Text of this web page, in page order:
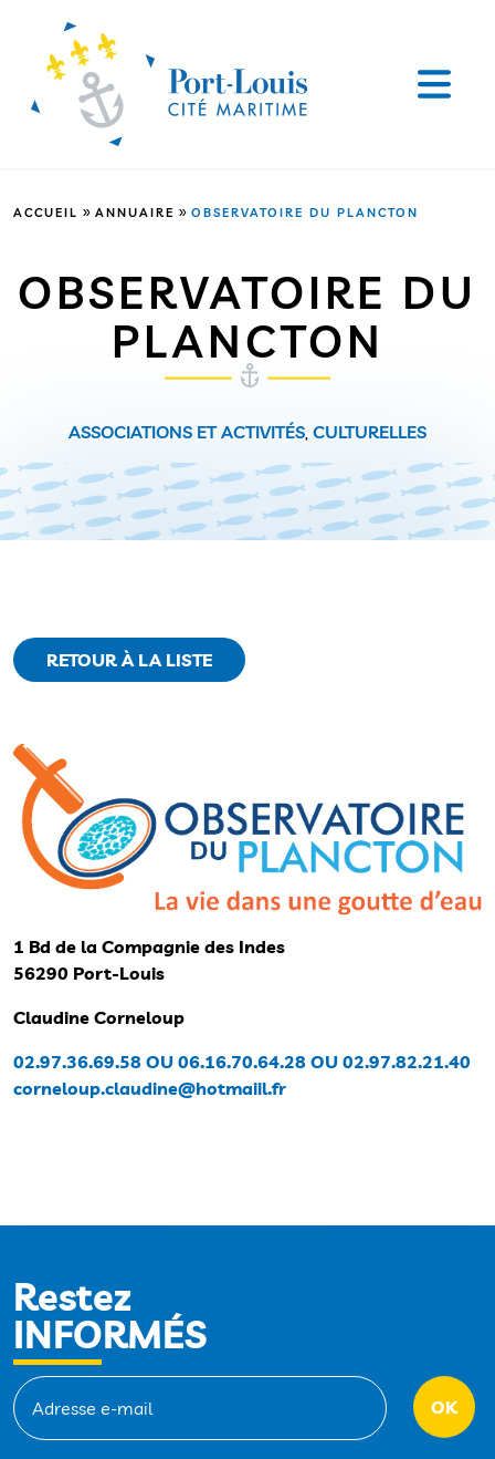
ACCUEIL » ANNUAIRE » OBSERVATOIRE DU PLANCTON
OBSERVATOIRE DU
PLANCTON
ASSOCIATIONS ET ACTIVITÉS, CULTURELLES
RETOUR À LA LISTE
1 Bd de la Compagnie des Indes
56290 Port-Louis
Claudine Corneloup
02.97.36.69.58 OU 06.16.70.64.28 OU 02.97.82.21.40
corneloup.claudine@hotmaiil.fr
Restez
INFORMÉS